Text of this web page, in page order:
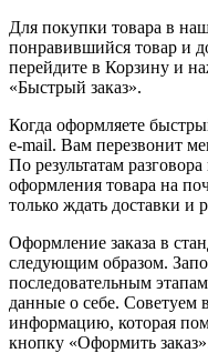
Для покупки товара в
понравившийся товар и
перейдите в Корзину и
«Быстрый заказ».
Когда оформляете
e-mail. Вам перезвонит
По результатам
оформления товара на
только ждать доставки и
Оформление заказа в
следующим образом.
последовательным
данные о себе. Советуем
информацию, которая
кнопку «Оформить